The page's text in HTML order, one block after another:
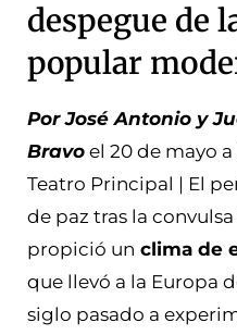
despegue de
popular
Por José Antonio y
Bravo el 20 de mayo a
Teatro Principal | El
de paz tras la
propició un clima de
que llevó a la Europa
siglo pasado a